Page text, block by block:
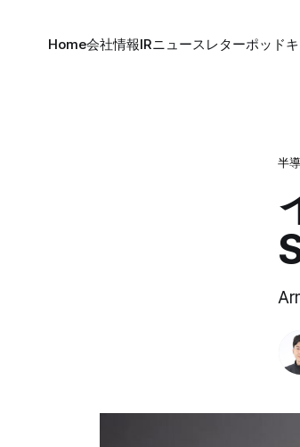
Home会社情報IRニュースレターポッド
半